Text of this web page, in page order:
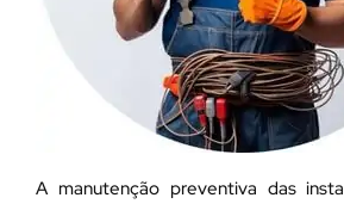
A manutenção preventiva das